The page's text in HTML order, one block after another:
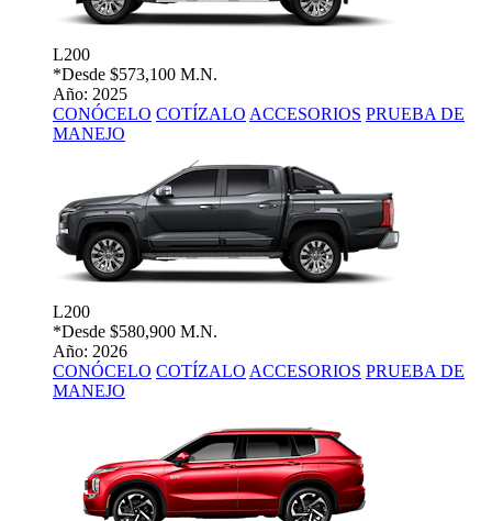
L200
*Desde $573,100 M.N.
Año: 2025
CONÓCELO COTÍZALO ACCESORIOS PRUEBA DE
MANEJO
L200
*Desde $580,900 M.N.
Año: 2026
CONÓCELO COTÍZALO ACCESORIOS PRUEBA DE
MANEJO